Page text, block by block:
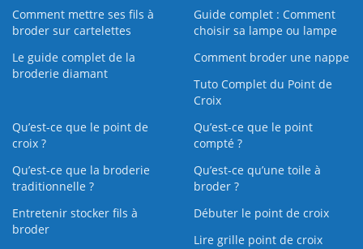
Comment mettre ses fils à
broder sur cartelettes
Guide complet : Comment
choisir sa lampe ou lampe
Le guide complet de la
broderie diamant
Comment broder une nappe
Tuto Complet du Point de
Croix
Qu’est-ce que le point de
croix ?
Qu’est-ce que le point
compté ?
Qu’est-ce que la broderie
traditionnelle ?
Qu’est‑ce qu’une toile à
broder ?
Entretenir stocker fils à
broder
Débuter le point de croix
Lire grille point de croix